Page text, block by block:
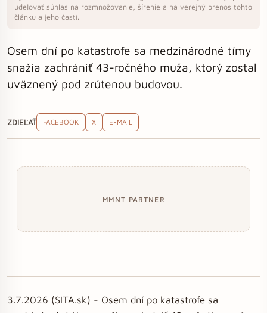
udeľovať súhlas na rozmnožovanie, šírenie a na verejný prenos tohto
článku a jeho častí.
Osem dní po katastrofe sa medzinárodné tímy
snažia zachrániť 43-ročného muža, ktorý zostal
uväznený pod zrútenou budovou.
ZDIEĽAŤ FACEBOOK X E-MAIL
MMNT PARTNER
3.7.2026 (SITA.sk) - Osem dní po katastrofe sa